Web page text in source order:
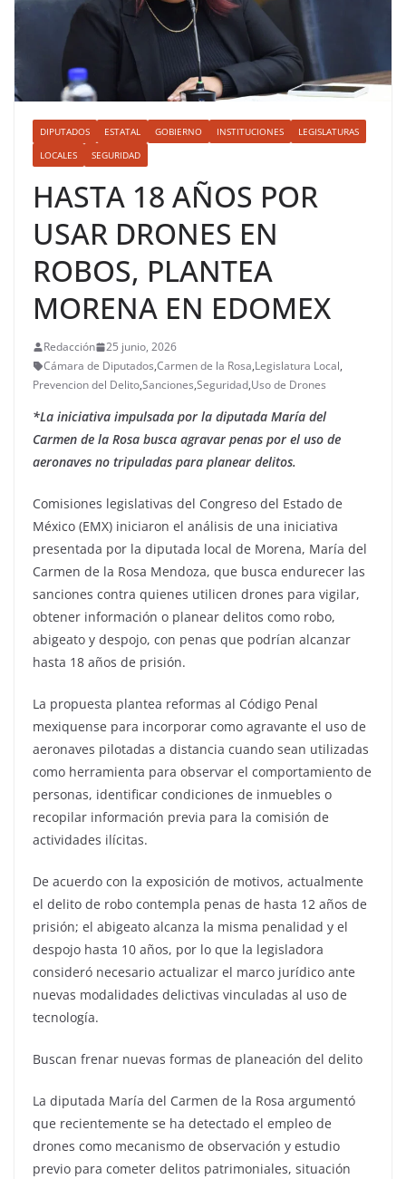
DIPUTADOS ESTATAL GOBIERNO INSTITUCIONES
LEGISLATURAS
LOCALES
SEGURIDAD
HASTA 18 AÑOS POR
USAR DRONES EN
ROBOS, PLANTEA
MORENA EN EDOMEX
Redacción
25 junio, 2026
Cámara de Diputados,Carmen de la Rosa,Legislatura Local,
Prevencion del Delito,Sanciones,Seguridad,Uso de Drones
*La iniciativa impulsada por la diputada María del
Carmen de la Rosa busca agravar penas por el uso de
aeronaves no tripuladas para planear delitos.
Comisiones legislativas del Congreso del Estado de
México (EMX) iniciaron el análisis de una iniciativa
presentada por la diputada local de Morena, María del
Carmen de la Rosa Mendoza, que busca endurecer las
sanciones contra quienes utilicen drones para vigilar,
obtener información o planear delitos como robo,
abigeato y despojo, con penas que podrían alcanzar
hasta 18 años de prisión.
La propuesta plantea reformas al Código Penal
mexiquense para incorporar como agravante el uso de
aeronaves pilotadas a distancia cuando sean utilizadas
como herramienta para observar el comportamiento de
personas, identificar condiciones de inmuebles o
recopilar información previa para la comisión de
actividades ilícitas.
De acuerdo con la exposición de motivos, actualmente
el delito de robo contempla penas de hasta 12 años de
prisión; el abigeato alcanza la misma penalidad y el
despojo hasta 10 años, por lo que la legisladora
consideró necesario actualizar el marco jurídico ante
nuevas modalidades delictivas vinculadas al uso de
tecnología.
Buscan frenar nuevas formas de planeación del delito
La diputada María del Carmen de la Rosa argumentó
que recientemente se ha detectado el empleo de
drones como mecanismo de observación y estudio
previo para cometer delitos patrimoniales, situación